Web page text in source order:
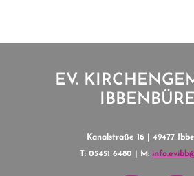
EV.
Kanalstraße 16 | 49477
T: 05451 6480 | M: